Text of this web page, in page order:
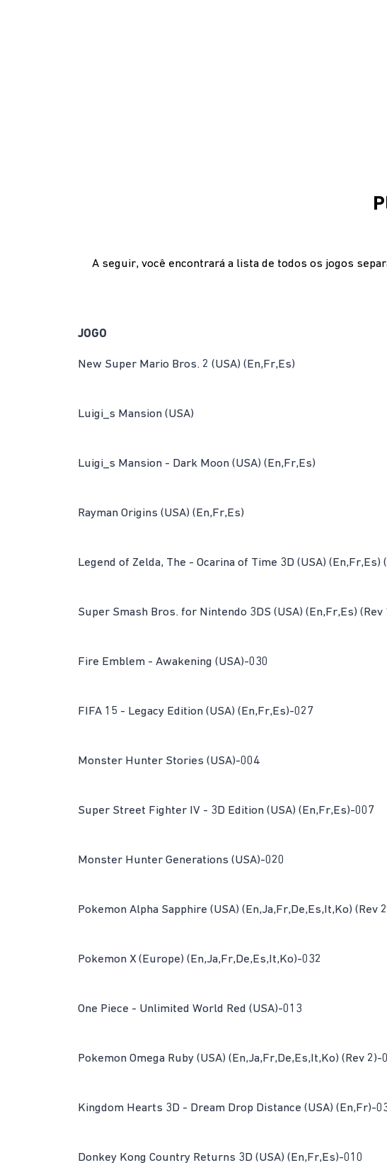
A seguir, você encontrará a lista de todos os jogos
JOGO
New Super Mario Bros. 2 (USA) (En,Fr,Es)
Luigi_s Mansion (USA)
Luigi_s Mansion - Dark Moon (USA) (En,Fr,Es)
Rayman Origins (USA) (En,Fr,Es)
Legend of Zelda, The - Ocarina of Time 3D (USA) (En,Fr,Es)
Super Smash Bros. for Nintendo 3DS (USA) (En,Fr,Es) (Rev
Fire Emblem - Awakening (USA)-030
FIFA 15 - Legacy Edition (USA) (En,Fr,Es)-027
Monster Hunter Stories (USA)-004
Super Street Fighter IV - 3D Edition (USA) (En,Fr,Es)-007
Monster Hunter Generations (USA)-020
Pokemon Alpha Sapphire (USA) (En,Ja,Fr,De,Es,It,Ko) (Rev
Pokemon X (Europe) (En,Ja,Fr,De,Es,It,Ko)-032
One Piece - Unlimited World Red (USA)-013
Pokemon Omega Ruby (USA) (En,Ja,Fr,De,Es,It,Ko) (Rev 2)-
Kingdom Hearts 3D - Dream Drop Distance (USA) (En,Fr)-
Donkey Kong Country Returns 3D (USA) (En,Fr,Es)-010